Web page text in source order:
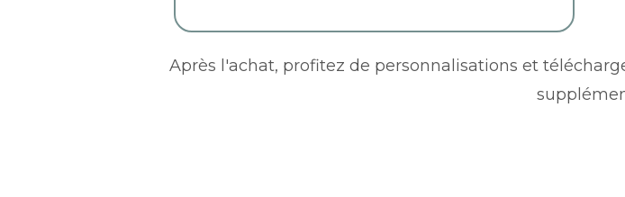
Après l'achat, profitez de personnalisations et